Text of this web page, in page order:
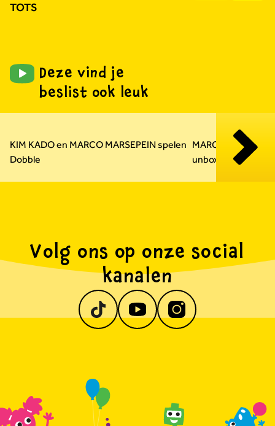
TOTS
Deze vind je
beslist ook leuk
KIM KADO en MARCO MARSEPEIN spelen
Dobble
MARCO
unboxen
Volg ons op onze social
kanalen